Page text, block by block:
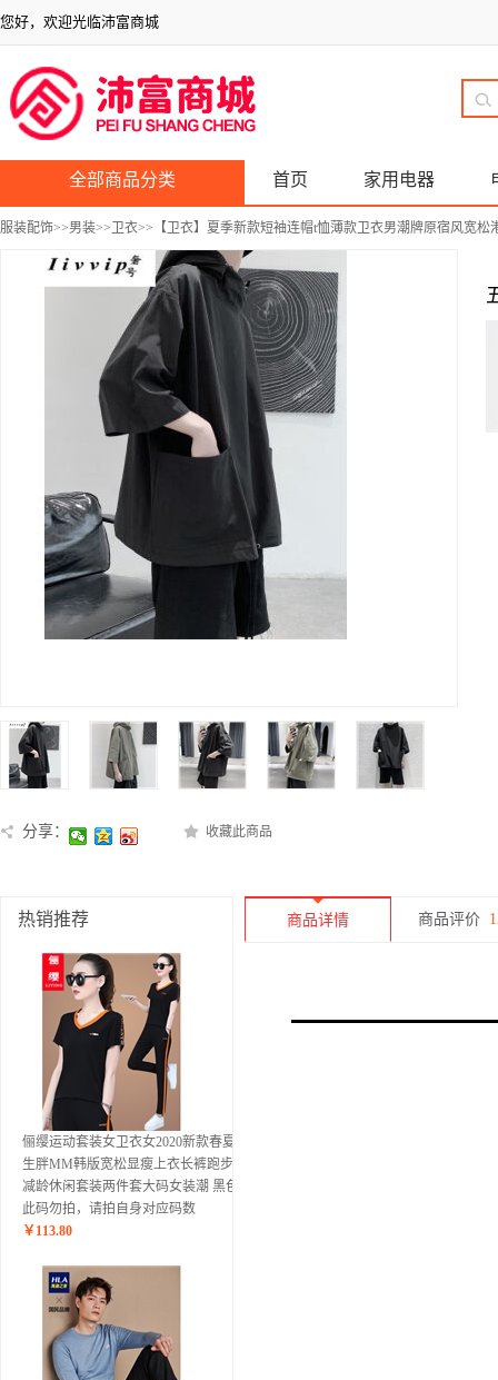
您好，欢迎光临沛富商城
全部商品分类 首页 家用电器
服装配饰>>男装>> 卫衣>>【卫衣】夏季新款短袖连帽t恤薄款卫衣男潮牌原宿风宽
分享： 收藏此商品
热销推荐
俪缨运动套装女卫衣女2020新款春夏学
生胖MM韩版宽松显瘦上衣长裤跑步服
减龄休闲套装两件套大码女装潮 黑色
此码勿拍，请拍自身对应码数
￥ 113.80
商品详情 商品评价